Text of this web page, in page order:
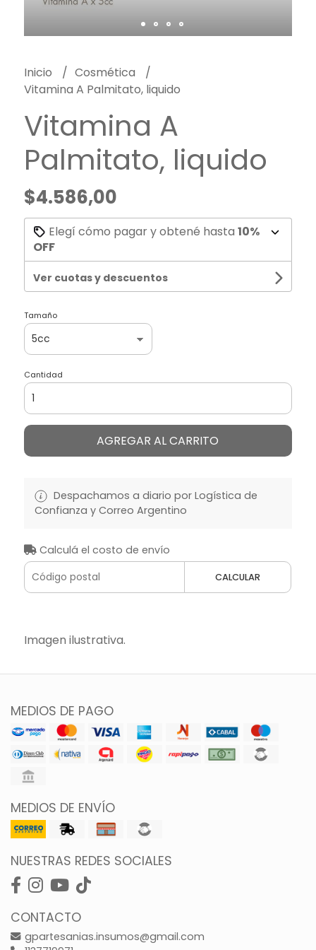
Inicio
Cosmética
Vitamina A Palmitato, liquido
Vitamina A
Palmitato, liquido
$4.586,00
Elegí cómo pagar y obtené hasta 10%
OFF
Ver cuotas y descuentos
Tamaño
Cantidad
AGREGAR AL CARRITO
Despachamos a diario por Logística de
Confianza y Correo Argentino
Calculá el costo de envío
CALCULAR
Imagen ilustrativa.
MEDIOS DE PAGO
MEDIOS DE ENVÍO
NUESTRAS REDES SOCIALES
CONTACTO
gpartesanias.insumos@gmail.com